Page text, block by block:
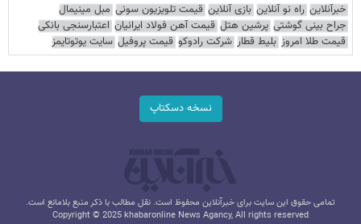
خبرآنلاین راه نو آنلاین بازی آنلاین قیمت تلویزیون سونی مبل مینیمال
جراح بینی گوشتی پرشین هتل قیمت آهن فولاد ایرانیان اعتبارسنجی بانکی
قیمت طلا امروز بلیط قطار شرکت رادوکو قیمت پروفیل سایت یوتوتایمز
نسخه دسکتاپ
تمامی حقوق این سایت برای خبرآنلاین محفوظ است. نقل مطالب با ذکر منبع بلامانع است.
Copyright © 2025 khabaronline News Agancy, All rights reserved